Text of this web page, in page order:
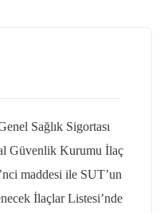
Sağlık Sigortası
Güvenlik Kurumu İlaç
maddesi ile SUT’un
İlaçlar Listesi’nde